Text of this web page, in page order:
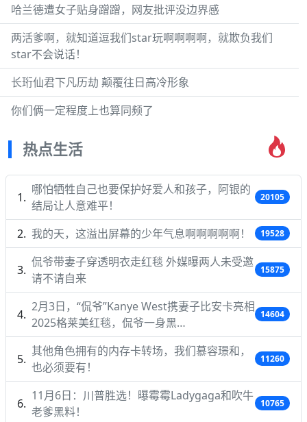
哈兰德遭女子贴身蹭蹭，网友批评没边界感
两活爹啊，就知道逗我们star玩啊啊啊啊，就欺负我们
star不会说话！
长珩仙君下凡历劫 颠覆往日高冷形象
你们俩一定程度上也算同频了
热点生活
哪怕牺牲自己也要保护好爱人和孩子，阿银的
结局让人意难平！
20105
我的天，这溢出屏幕的少年气息啊啊啊啊啊！ 19528
侃爷带妻子穿透明衣走红毯 外媒曝两人未受邀
请不请自来
15875
2月3日，“侃爷”Kanye West携妻子比安卡亮相
2025格莱美红毯，侃爷一身黑…
14604
其他角色拥有的内存卡转场，我们慕容璟和，
也必须要有！
11260
11月6日：川普胜选！曝霉霉Ladygaga和吹牛
老爹黑料！
10765